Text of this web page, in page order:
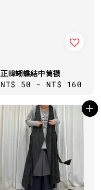
正韓蝴蝶結中筒襪
Regular
NT$ 50 - NT$ 160